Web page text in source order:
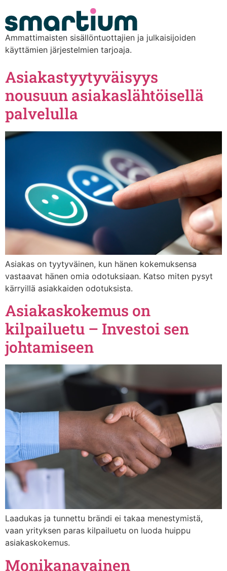
Ammattimaisten sisällöntuottajien ja julkaisijoiden
käyttämien järjestelmien tarjoaja.
Asiakastyytyväisyys
nousuun asiakaslähtöisellä
palvelulla
Asiakas on tyytyväinen, kun hänen kokemuksensa
vastaavat hänen omia odotuksiaan. Katso miten pysyt
kärryillä asiakkaiden odotuksista.
Asiakaskokemus on
kilpailuetu – Investoi sen
johtamiseen
Laadukas ja tunnettu brändi ei takaa menestymistä,
vaan yrityksen paras kilpailuetu on luoda huippu
asiakaskokemus.
Monikanavainen